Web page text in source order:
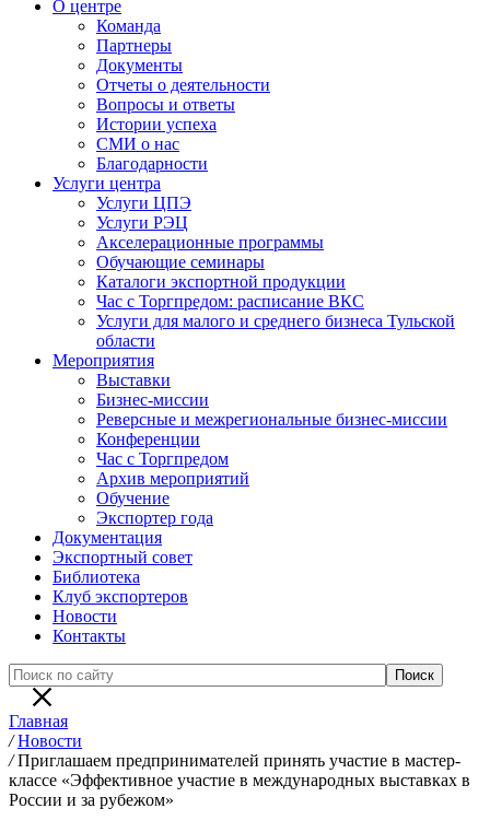
О центре
Команда
Партнеры
Документы
Отчеты о деятельности
Вопросы и ответы
Истории успеха
СМИ о нас
Благодарности
Услуги центра
Услуги ЦПЭ
Услуги РЭЦ
Акселерационные программы
Обучающие семинары
Каталоги экспортной продукции
Час с Торгпредом: расписание ВКС
Услуги для малого и среднего бизнеса Тульской
области
Мероприятия
Выставки
Бизнес-миссии
Реверсные и межрегиональные бизнес-миссии
Конференции
Час с Торгпредом
Архив мероприятий
Обучение
Экспортер года
Документация
Экспортный совет
Библиотека
Клуб экспортеров
Новости
Контакты
Главная
/ Новости
/ Приглашаем предпринимателей принять участие в мастер-
классе «Эффективное участие в международных выставках в
России и за рубежом»